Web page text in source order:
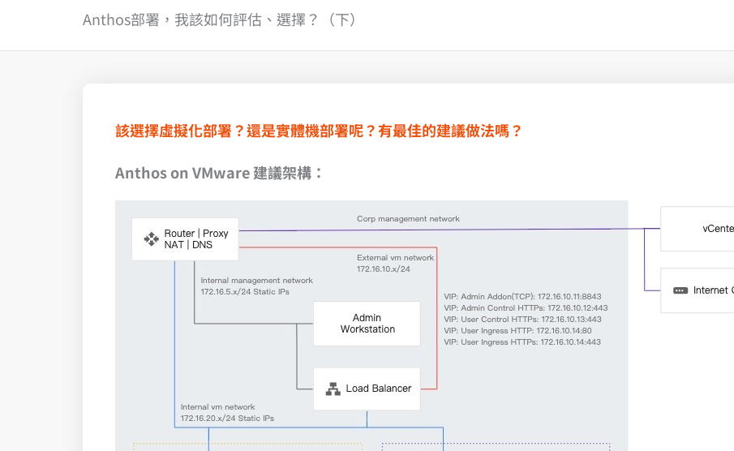
Anthos部署，我該如何評估、選擇？（下）
該選擇虛擬化部署？還是實體機部署呢？有最佳的建議做法嗎？
Anthos on VMware 建議架構：